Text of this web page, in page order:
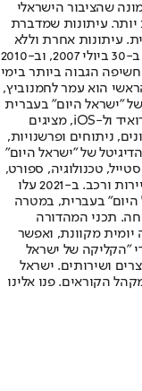
שהציבור הישראלי
יותר. עיתונות שמדברת
עיתונות אחרת וללא
תשלום. המהדורה המודפסת הראשונה פורסמה ב-30 ביולי 2007, וב-2010
הגבוה ביותר בימי
הוא עמר לחמנוביץ,
"ישראל היום" בעברית
ובאנגלית, כמו כן היישומונים (אפליקציות) לאנדרואיד ול-iOS, מציגים
ניתוחים ופרשנויות,
של "ישראל היום"
טכנולוגיה, ספורט,
כלכלה וצרכנות, בריאות, חיילים, אוכל, יהדות, תיירות ורכב. ב-2021 עלו
היום" בעברית, במטרה
תכני המהדורה
מקוונת, ואפשר
"הקליקה של ישראל
ושירותים. ישראל
הקוראים. פנו אלינו